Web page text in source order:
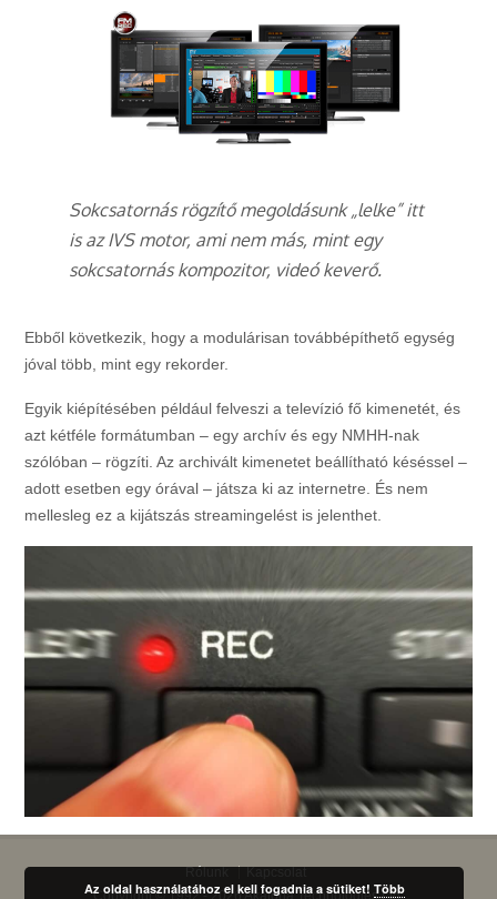
Sokcsatornás rögzítő megoldásunk „lelke” itt
is az IVS motor, ami nem más, mint egy
sokcsatornás kompozitor, videó keverő.
Ebből következik, hogy a modulárisan továbbépíthető egység
jóval több, mint egy rekorder.
Egyik kiépítésében például felveszi a televízió fő kimenetét, és
azt kétféle formátumban – egy archív és egy NMHH-nak
szólóban – rögzíti. Az archivált kimenetet beállítható késéssel –
adott esetben egy órával – játsza ki az internetre. És nem
mellesleg ez a kijátszás streamingelést is jelenthet.
Rólunk
Kapcsolat
Copyright ©1992 - 2026 Akatona Technologies Ltd.
Az oldal használatához el kell fogadnia a sütiket! Több